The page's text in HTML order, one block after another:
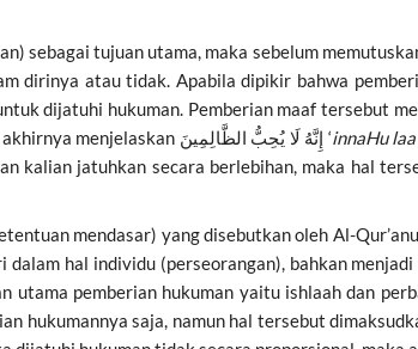
sebagai tujuan utama, maka sebelum
dirinya atau tidak. Apabila dipikir bahwa
dijatuhi hukuman. Pemberian maaf tersebut
ayat yang telah disebutkan diatas pada bagian akhirnya menjelaskan إِنَّهُ لَا يُحِبُّ الظَّالِمِينَ ‘innaHu
kalian jatuhkan secara berlebihan, maka hal
mendasar) yang disebutkan oleh Al-
hal individu (perseorangan), bahkan
utama pemberian hukuman yaitu ishlaah dan
hukumannya saja, namun hal tersebut